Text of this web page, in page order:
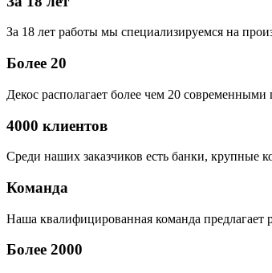
За 18 лет работы мы специализируемся на
Более 20
Декос располагает более чем 20
4000 клиентов
Среди наших заказчиков есть банки, крупные
Команда
Наша квалифицированная команда предлагает
Более 2000